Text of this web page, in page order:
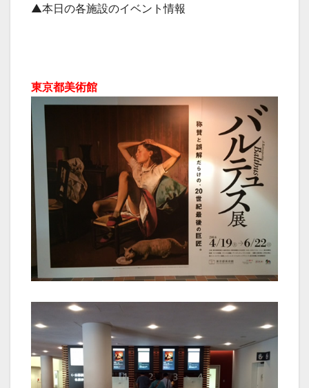
▲本日の各施設のイベント情報
東京都美術館